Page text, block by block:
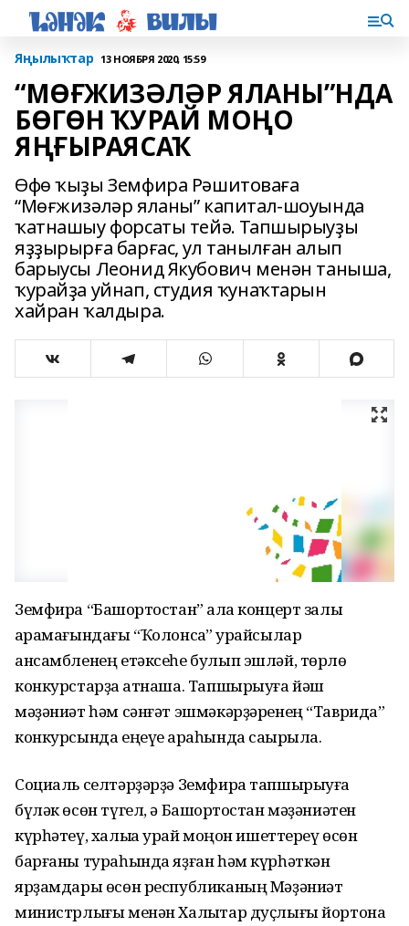
Яңылыҡтар 13 НОЯБРЯ 2020, 15:59
“МӨҒЖИЗӘЛӘР ЯЛАНЫ”НДА
БӨГӨН ҠУРАЙ МОҢО
ЯҢҒЫРАЯСАҠ
Өфө ҡыҙы Земфира Рәшитоваға
“Мөғжизәләр яланы” капитал-шоуында
ҡатнашыу форсаты тейә. Тапшырыуҙы
яҙҙырырға барғас, ул танылған алып
барыусы Леонид Якубович менән таныша,
ҡурайҙа уйнап, студия ҡунаҡтарын
хайран ҡалдыра.
Земфира “Башҡортостан” ҡала концерт залы
ҡарамағындағы “Ҡолонсаҡ” ҡурайсылар
ансамбленең етәксеһе булып эшләй, төрлө
конкурстарҙа ҡатнаша. Тапшырыуға йәш
мәҙәниәт һәм сәнғәт эшмәкәрҙәренең “Таврида”
конкурсында еңеүе арҡаһында саҡырыла.
Социаль селтәрҙәрҙә Земфира тапшырыуға
бүләк өсөн түгел, ә Башҡортостан мәҙәниәтен
күрһәтеү, халыҡҡа ҡурай моңон ишеттереү өсөн
барғаны тураһында яҙған һәм күрһәткән
ярҙамдары өсөн республиканың Мәҙәниәт
министрлығы менән Халыҡтар дуҫлығы йортона